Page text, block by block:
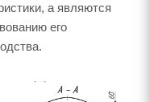
а являются
его